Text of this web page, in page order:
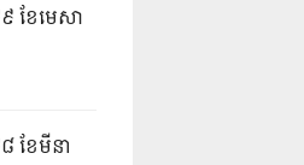
ខែមេសា
ខែមីនា